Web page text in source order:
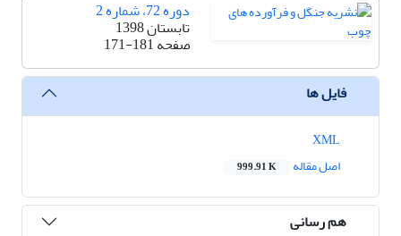
دوره 72، شماره 2
تابستان 1398
صفحه171-181
فایل ها
اصل مقاله
999.91 K
هم رسانی